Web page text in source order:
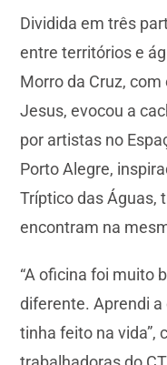
Dividida em três
entre territórios e
Morro da Cruz,
Jesus, evocou a
por artistas no
Porto Alegre,
Tríptico das Águas,
encontram na
“A oficina foi muito
diferente. Aprendi a
tinha feito na vida”,